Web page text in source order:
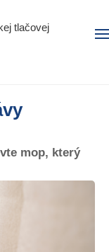
tlačovej
mop, který